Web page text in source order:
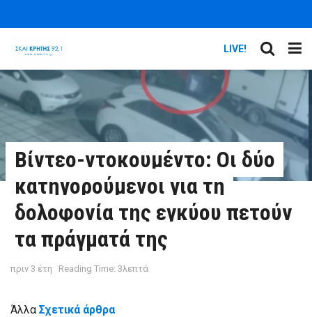
LIVE!
Βίντεο-ντοκουμέντο: Οι δύο
κατηγορούμενοι για τη
δολοφονία της εγκύου πετούν
τα πράγματά της
πριν 3 έτη Reading Time: 3λεπτά
Άλλα Σχετικά άρθρα